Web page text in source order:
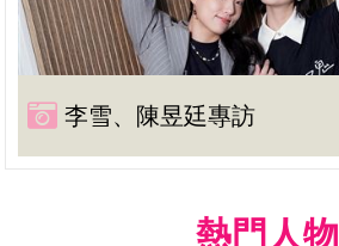
李雪、陳昱廷專訪
熱門人物